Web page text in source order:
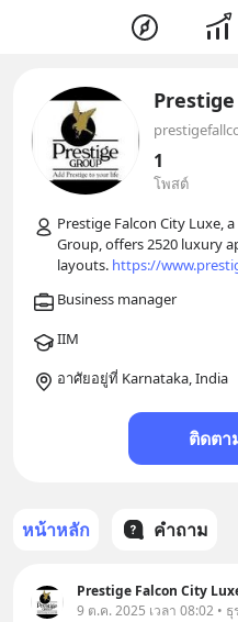
1
โพสต์
Prestige Falcon City Luxe,
Group, offers 2520 luxury
layouts. https://
อาศัยอยู่ที่ Karnataka, India
ติดตา
หน้าหลัก คำถาม
Prestige Falcon City
9 ต.ค. 2025 เวลา 08:02 • ธุ